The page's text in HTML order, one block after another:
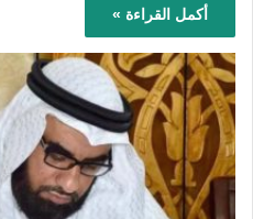
أكمل القراءة »